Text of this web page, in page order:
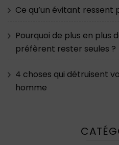
Ce qu’un évitant ressent
Pourquoi de plus en plus
préfèrent rester seules ?
4 choses qui détruisent
homme